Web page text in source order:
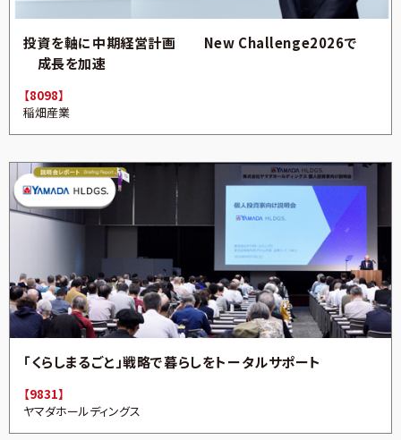
投資を軸に中期経営計画 New Challenge2026で
成長を加速
【8098】
稲畑産業
「くらしまるごと」戦略で暮らしをトータルサポート
【9831】
ヤマダホールディングス